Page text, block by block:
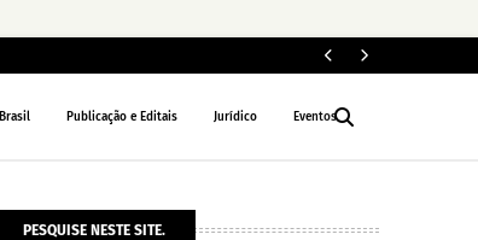
Brasil Publicação e Editais Jurídico Eventos
PESQUISE NESTE SITE.